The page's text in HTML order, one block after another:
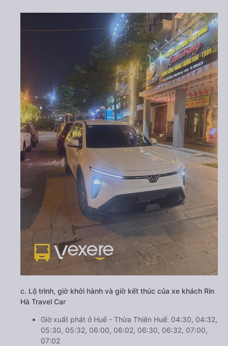
c. Lộ trình, giờ khởi hành và giờ kết thúc của xe khách Rin
Hà Travel Car
Giờ xuất phát ở Huế - Thừa Thiên Huế: 04:30, 04:32,
05:30, 05:32, 06:00, 06:02, 06:30, 06:32, 07:00,
07:02